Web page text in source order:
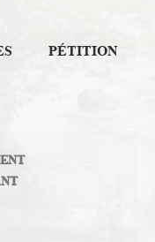
PÉTITION